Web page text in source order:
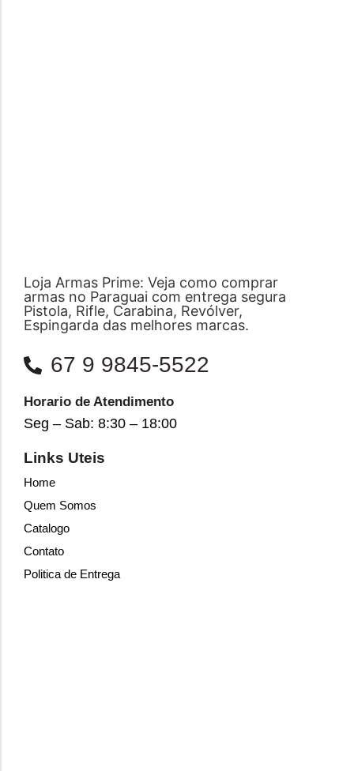
Loja Armas Prime: Veja como comprar
armas no Paraguai com entrega segura
Pistola, Rifle, Carabina, Revólver,
Espingarda das melhores marcas.
67 9 9845-5522
Horario de Atendimento
Seg – Sab: 8:30 – 18:00
Links Uteis
Home
Quem Somos
Catalogo
Contato
Politica de Entrega